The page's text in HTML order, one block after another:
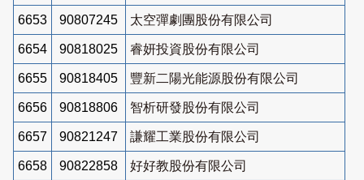
6653 90807245 太空彈劇團股份有限公司
6654 90818025 睿妍投資股份有限公司
6655 90818405 豐新二陽光能源股份有限公司
6656 90818806 智析研發股份有限公司
6657 90821247 謙耀工業股份有限公司
6658 90822858 好好教股份有限公司